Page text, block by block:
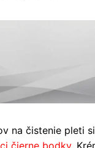
na čistenie pleti
čierne bodky.